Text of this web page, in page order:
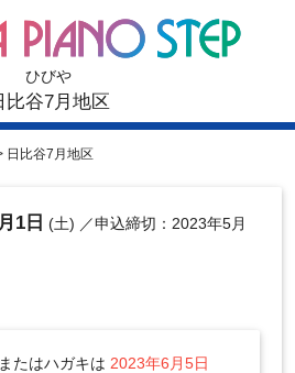
ひびや
比谷7月地区
日比谷7月地区
1日 (土) ／申込締切：2023年5月
たはハガキは 2023年6月5日